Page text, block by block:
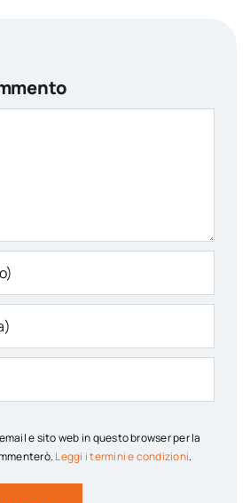
e sito web in questo browser per la
Leggi i termini e condizioni.